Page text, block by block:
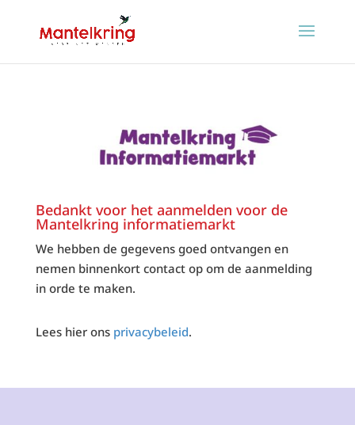
Bedankt voor het aanmelden voor de
Mantelkring informatiemarkt
We hebben de gegevens goed ontvangen en
nemen binnenkort contact op om de aanmelding
in orde te maken.
Lees hier ons privacybeleid.